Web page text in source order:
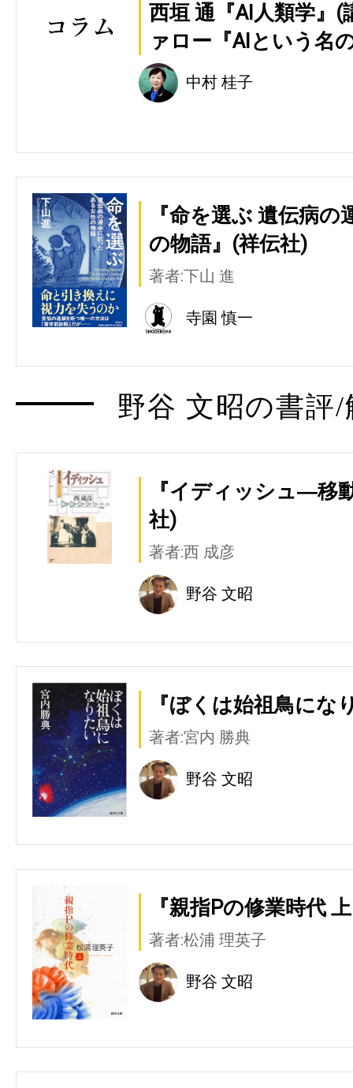
西垣 通『AI人類学』
ァロー『AIという名
中村 桂子
『命を選ぶ 遺伝病
の物語』(祥伝社)
著者:下山 進
寺園 慎一
野谷 文昭の書評
『イディッシュ―移
社)
著者:西 成彦
野谷 文昭
『ぼくは始祖鳥にな
著者:宮内 勝典
野谷 文昭
『親指Pの修業時代
著者:松浦 理英子
野谷 文昭